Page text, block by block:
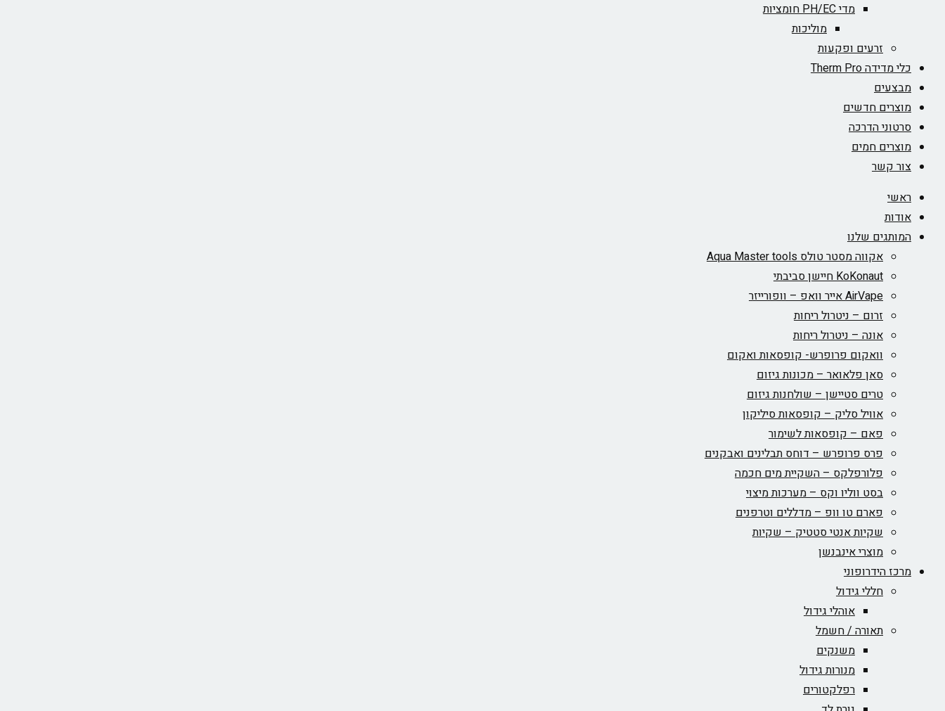
מדי PH/EC חומציות
מוליכות
זרעים ופקעות
כלי מדידה Therm Pro
מבצעים
מוצרים חדשים
סרטוני הדרכה
מוצרים חמים
צור קשר
ראשי
אודות
המותגים שלנו
אקווה מסטר טולס Aqua Master tools
KoKonaut חיישן סביבתי
AirVape אייר וואפ – וופורייזר
זרום – ניטרול ריחות
אונה – ניטרול ריחות
וואקום פרופרש- קופסאות ואקום
סאן פלאואר – מכונות גיזום
טרים סטיישן – שולחנות גיזום
אוויל סליק – קופסאות סיליקון
פאם – קופסאות לשימור
פרס פרופרש – דוחס תבלינים ואבקנים
פלורפלקס – השקיית מים חכמה
בסט ווליו וקס – מערכות מיצוי
פארם טו וופ – מדללים וטרפנים
שקיות אנטי סטטיק – שקיות
מוצרי אינבנשן
מרכז הידרופוני
חללי גידול
אוהלי גידול
תאורה / חשמל
משנקים
מנורות גידול
רפלקטורים